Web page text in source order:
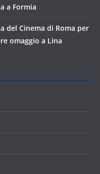
a Formia
del Cinema di Roma per
omaggio a Lina